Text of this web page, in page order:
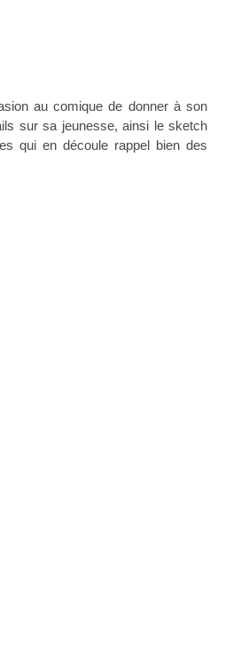
au comique de donner à son
sur sa jeunesse, ainsi le sketch
qui en découle rappel bien des